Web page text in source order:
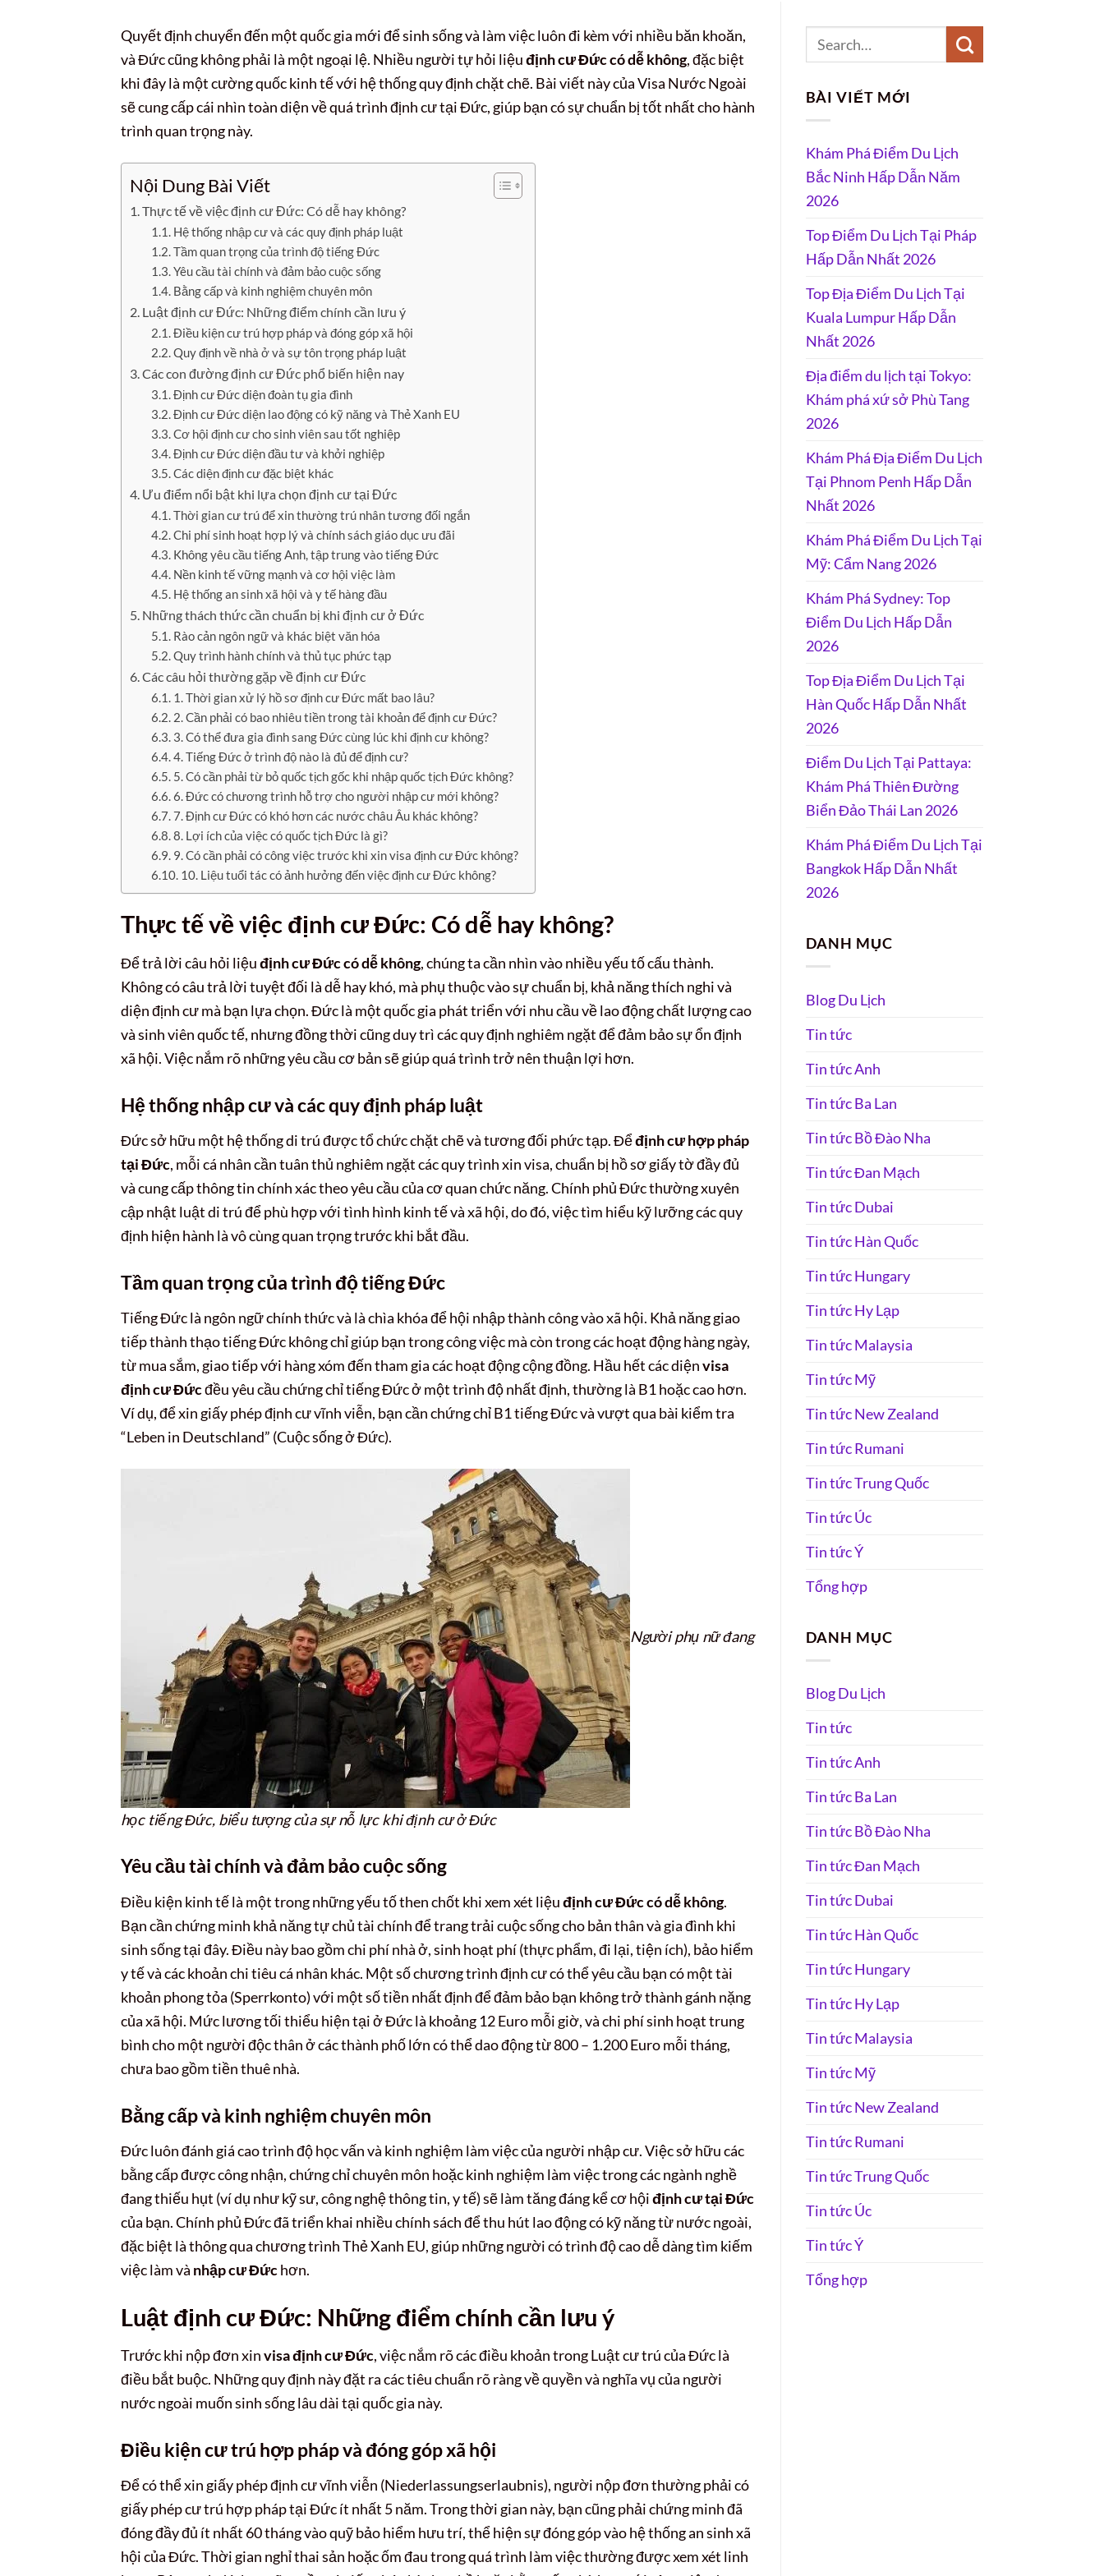
Quyết định chuyển đến một quốc gia mới để sinh sống và làm việc luôn đi kèm với nhiều băn khoăn,
và Đức cũng không phải là một ngoại lệ. Nhiều người tự hỏi liệuđịnh cư Đức có dễ không, đặc biệt
khi đây là một cường quốc kinh tế với hệ thống quy định chặt chẽ. Bài viết này của Visa Nước Ngoài
sẽ cung cấp cái nhìn toàn diện về quá trình định cư tại Đức, giúp bạn có sự chuẩn bị tốt nhất cho hành
trình quan trọng này.
Nội Dung Bài Viết
Thực tế về việc định cư Đức: Có dễ hay không?
Hệ thống nhập cư và các quy định pháp luật
Tầm quan trọng của trình độ tiếng Đức
Yêu cầu tài chính và đảm bảo cuộc sống
Bằng cấp và kinh nghiệm chuyên môn
Luật định cư Đức: Những điểm chính cần lưu ý
Điều kiện cư trú hợp pháp và đóng góp xã hội
Quy định về nhà ở và sự tôn trọng pháp luật
Các con đường định cư Đức phổ biến hiện nay
Định cư Đức diện đoàn tụ gia đình
Định cư Đức diện lao động có kỹ năng và Thẻ Xanh EU
Cơ hội định cư cho sinh viên sau tốt nghiệp
Định cư Đức diện đầu tư và khởi nghiệp
Các diện định cư đặc biệt khác
Ưu điểm nổi bật khi lựa chọn định cư tại Đức
Thời gian cư trú để xin thường trú nhân tương đối ngắn
Chi phí sinh hoạt hợp lý và chính sách giáo dục ưu đãi
Không yêu cầu tiếng Anh, tập trung vào tiếng Đức
Nền kinh tế vững mạnh và cơ hội việc làm
Hệ thống an sinh xã hội và y tế hàng đầu
Những thách thức cần chuẩn bị khi định cư ở Đức
Rào cản ngôn ngữ và khác biệt văn hóa
Quy trình hành chính và thủ tục phức tạp
Các câu hỏi thường gặp về định cư Đức
1. Thời gian xử lý hồ sơ định cư Đức mất bao lâu?
2. Cần phải có bao nhiêu tiền trong tài khoản để định cư Đức?
3. Có thể đưa gia đình sang Đức cùng lúc khi định cư không?
4. Tiếng Đức ở trình độ nào là đủ để định cư?
5. Có cần phải từ bỏ quốc tịch gốc khi nhập quốc tịch Đức không?
6. Đức có chương trình hỗ trợ cho người nhập cư mới không?
7. Định cư Đức có khó hơn các nước châu Âu khác không?
8. Lợi ích của việc có quốc tịch Đức là gì?
9. Có cần phải có công việc trước khi xin visa định cư Đức không?
10. Liệu tuổi tác có ảnh hưởng đến việc định cư Đức không?
Thực tế về việc định cư Đức: Có dễ hay không?
Để trả lời câu hỏi liệuđịnh cư Đức có dễ không, chúng ta cần nhìn vào nhiều yếu tố cấu thành.
Không có câu trả lời tuyệt đối là dễ hay khó, mà phụ thuộc vào sự chuẩn bị, khả năng thích nghi và
diện định cư mà bạn lựa chọn. Đức là một quốc gia phát triển với nhu cầu về lao động chất lượng cao
và sinh viên quốc tế, nhưng đồng thời cũng duy trì các quy định nghiêm ngặt để đảm bảo sự ổn định
xã hội. Việc nắm rõ những yêu cầu cơ bản sẽ giúp quá trình trở nên thuận lợi hơn.
Hệ thống nhập cư và các quy định pháp luật
Đức sở hữu một hệ thống di trú được tổ chức chặt chẽ và tương đối phức tạp. Đểđịnh cư hợp pháp
tại Đức, mỗi cá nhân cần tuân thủ nghiêm ngặt các quy trình xin visa, chuẩn bị hồ sơ giấy tờ đầy đủ
và cung cấp thông tin chính xác theo yêu cầu của cơ quan chức năng. Chính phủ Đức thường xuyên
cập nhật luật di trú để phù hợp với tình hình kinh tế và xã hội, do đó, việc tìm hiểu kỹ lưỡng các quy
định hiện hành là vô cùng quan trọng trước khi bắt đầu.
Tầm quan trọng của trình độ tiếng Đức
Tiếng Đức là ngôn ngữ chính thức và là chìa khóa để hội nhập thành công vào xã hội. Khả năng giao
tiếp thành thạo tiếng Đức không chỉ giúp bạn trong công việc mà còn trong các hoạt động hàng ngày,
từ mua sắm, giao tiếp với hàng xóm đến tham gia các hoạt động cộng đồng. Hầu hết các diệnvisa
định cư Đứcđều yêu cầu chứng chỉ tiếng Đức ở một trình độ nhất định, thường là B1 hoặc cao hơn.
Ví dụ, để xin giấy phép định cư vĩnh viễn, bạn cần chứng chỉ B1 tiếng Đức và vượt qua bài kiểm tra
“Leben in Deutschland” (Cuộc sống ở Đức).
Người phụ nữ đang
học tiếng Đức, biểu tượng của sự nỗ lực khi định cư ở Đức
Yêu cầu tài chính và đảm bảo cuộc sống
Điều kiện kinh tế là một trong những yếu tố then chốt khi xem xét liệuđịnh cư Đức có dễ không.
Bạn cần chứng minh khả năng tự chủ tài chính để trang trải cuộc sống cho bản thân và gia đình khi
sinh sống tại đây. Điều này bao gồm chi phí nhà ở, sinh hoạt phí (thực phẩm, đi lại, tiện ích), bảo hiểm
y tế và các khoản chi tiêu cá nhân khác. Một số chương trình định cư có thể yêu cầu bạn có một tài
khoản phong tỏa (Sperrkonto) với một số tiền nhất định để đảm bảo bạn không trở thành gánh nặng
của xã hội. Mức lương tối thiểu hiện tại ở Đức là khoảng 12 Euro mỗi giờ, và chi phí sinh hoạt trung
bình cho một người độc thân ở các thành phố lớn có thể dao động từ 800 – 1.200 Euro mỗi tháng,
chưa bao gồm tiền thuê nhà.
Bằng cấp và kinh nghiệm chuyên môn
Đức luôn đánh giá cao trình độ học vấn và kinh nghiệm làm việc của người nhập cư. Việc sở hữu các
bằng cấp được công nhận, chứng chỉ chuyên môn hoặc kinh nghiệm làm việc trong các ngành nghề
đang thiếu hụt (ví dụ như kỹ sư, công nghệ thông tin, y tế) sẽ làm tăng đáng kể cơ hộiđịnh cư tại Đức
của bạn. Chính phủ Đức đã triển khai nhiều chính sách để thu hút lao động có kỹ năng từ nước ngoài,
đặc biệt là thông qua chương trình Thẻ Xanh EU, giúp những người có trình độ cao dễ dàng tìm kiếm
việc làm và nhập cư Đứchơn.
Luật định cư Đức: Những điểm chính cần lưu ý
Trước khi nộp đơn xinvisa định cư Đức, việc nắm rõ các điều khoản trong Luật cư trú của Đức là
điều bắt buộc. Những quy định này đặt ra các tiêu chuẩn rõ ràng về quyền và nghĩa vụ của người
nước ngoài muốn sinh sống lâu dài tại quốc gia này.
Điều kiện cư trú hợp pháp và đóng góp xã hội
Để có thể xin giấy phép định cư vĩnh viễn (Niederlassungserlaubnis), người nộp đơn thường phải có
giấy phép cư trú hợp pháp tại Đức ít nhất 5 năm. Trong thời gian này, bạn cũng phải chứng minh đã
đóng đầy đủ ít nhất 60 tháng vào quỹ bảo hiểm hưu trí, thể hiện sự đóng góp vào hệ thống an sinh xã
hội của Đức. Thời gian nghỉ thai sản hoặc ốm đau trong quá trình làm việc thường được xem xét linh
BÀI VIẾT MỚI
Khám Phá Điểm Du Lịch
Bắc Ninh Hấp Dẫn Năm
2026
Top Điểm Du Lịch Tại Pháp
Hấp Dẫn Nhất 2026
Top Địa Điểm Du Lịch Tại
Kuala Lumpur Hấp Dẫn
Nhất 2026
Địa điểm du lịch tại Tokyo:
Khám phá xứ sở Phù Tang
2026
Khám Phá Địa Điểm Du Lịch
Tại Phnom Penh Hấp Dẫn
Nhất 2026
Khám Phá Điểm Du Lịch Tại
Mỹ: Cẩm Nang 2026
Khám Phá Sydney: Top
Điểm Du Lịch Hấp Dẫn
2026
Top Địa Điểm Du Lịch Tại
Hàn Quốc Hấp Dẫn Nhất
2026
Điểm Du Lịch Tại Pattaya:
Khám Phá Thiên Đường
Biển Đảo Thái Lan 2026
Khám Phá Điểm Du Lịch Tại
Bangkok Hấp Dẫn Nhất
2026
DANH MỤC
Blog Du Lịch
Tin tức
Tin tức Anh
Tin tức Ba Lan
Tin tức Bồ Đào Nha
Tin tức Đan Mạch
Tin tức Dubai
Tin tức Hàn Quốc
Tin tức Hungary
Tin tức Hy Lạp
Tin tức Malaysia
Tin tức Mỹ
Tin tức New Zealand
Tin tức Rumani
Tin tức Trung Quốc
Tin tức Úc
Tin tức Ý
Tổng hợp
DANH MỤC
Blog Du Lịch
Tin tức
Tin tức Anh
Tin tức Ba Lan
Tin tức Bồ Đào Nha
Tin tức Đan Mạch
Tin tức Dubai
Tin tức Hàn Quốc
Tin tức Hungary
Tin tức Hy Lạp
Tin tức Malaysia
Tin tức Mỹ
Tin tức New Zealand
Tin tức Rumani
Tin tức Trung Quốc
Tin tức Úc
Tin tức Ý
Tổng hợp